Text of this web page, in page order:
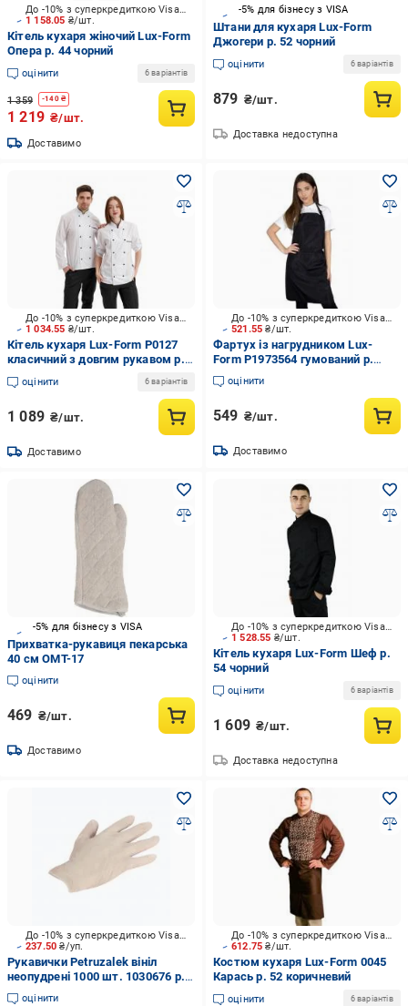
1 158.05 ₴/шт.
До -10% з суперкредиткою Visa Вигода
Кітель кухаря жіночий Lux-Form
Опера р. 44 чорний
оцінити 6 варіантів
1 359 -140₴
1 219 ₴/шт.
Доставимо
-5% для бізнесу з VISA
Штани для кухаря Lux-Form
Джогери р. 52 чорний
оцінити 6 варіантів
879 ₴/шт.
Доставка недоступна
1 034.55 ₴/шт.
До -10% з суперкредиткою Visa Вигода
Кітель кухаря Lux-Form P0127
класичний з довгим рукавом р.
50 білий
оцінити 6 варіантів
1 089 ₴/шт.
Доставимо
521.55₴/шт.
До -10% з суперкредиткою Visa Вигода
Фартух із нагрудником Lux-
Form Р1973564 гумований р.
універсальний чорний
оцінити
549 ₴/шт.
Доставимо
-5% для бізнесу з VISA
Прихватка-рукавиця пекарська
40 см ОМТ-17
оцінити
469 ₴/шт.
Доставимо
1 528.55 ₴/шт.
До -10% з суперкредиткою Visa Вигода
Кітель кухаря Lux-Form Шеф р.
54 чорний
оцінити 6 варіантів
1 609 ₴/шт.
Доставка недоступна
237.50₴/уп.
До -10% з суперкредиткою Visa Вигода
Рукавички Petruzalek вініл
неопудрені 1000 шт. 1030676 р. L
бежевий
оцінити
612.75₴/шт.
До -10% з суперкредиткою Visa Вигода
Костюм кухаря Lux-Form 0045
Карась р. 52 коричневий
оцінити 6 варіантів